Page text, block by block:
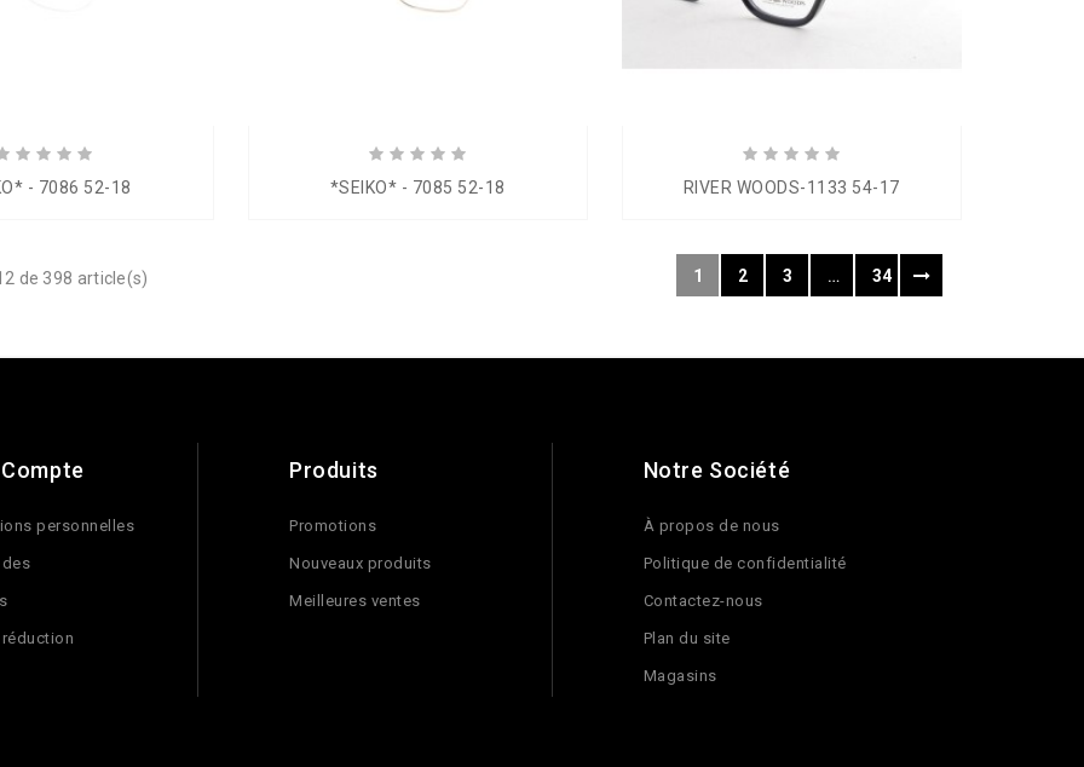
- 7086 52-18 *SEIKO* - 7085 52-18 RIVER WOODS-1133 54-17
de 398 article(s) 1 2 3 … 34
personnelles
Produits
Promotions
Nouveaux produits
Meilleures ventes
Notre Société
À propos de nous
Politique de confidentialité
Contactez-nous
Plan du site
Magasins